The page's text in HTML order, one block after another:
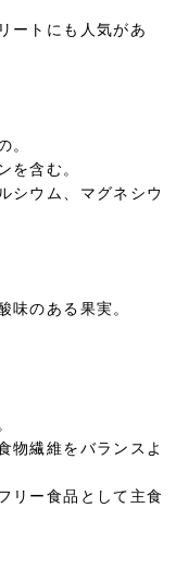
ートにも人気があ
。
を含む。
シウム、マグネシウ
味のある果実。
物繊維をバランスよ
リー食品として主食